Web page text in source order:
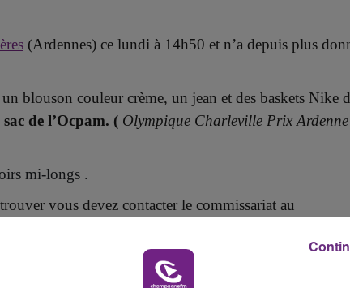
14h00 - 15h00
RADIO POP
(Ardennes) ce lundi à 14h50 et n’a depuis plus
blouson couleur crème, un jean et des baskets Nike
de l’Ocpam. ( Olympique Charleville Prix Ardenne
mi-longs .
vous devez contacter le commissariat au